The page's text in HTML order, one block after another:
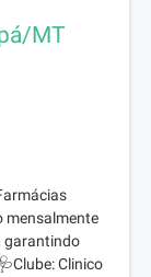
MT
mensalmente
garantindo
Clinico